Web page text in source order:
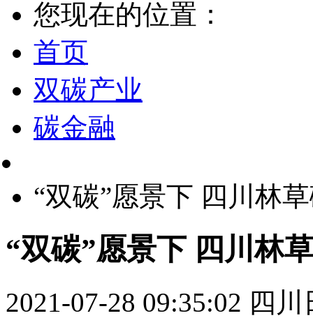
您现在的位置：
首页
双碳产业
碳金融
“双碳”愿景下 四川林
“双碳”愿景下 四川林
2021-07-28 09:35:02 四